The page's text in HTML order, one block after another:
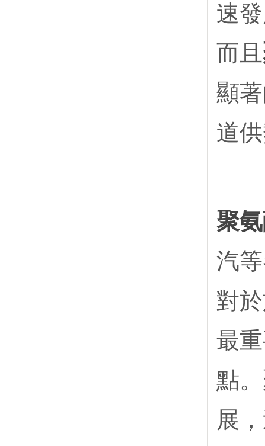
速
而且
顯
道
聚
汽
對
最
點
展